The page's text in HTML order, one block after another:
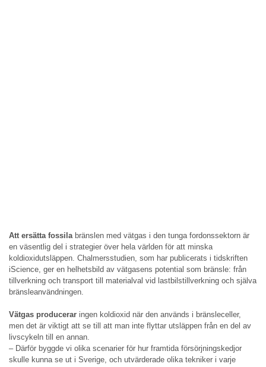
Att ersätta fossila bränslen med vätgas i den tunga fordonssektorn är
en väsentlig del i strategier över hela världen för att minska
koldioxidutsläppen. Chalmersstudien, som har publicerats i tidskriften
iScience, ger en helhetsbild av vätgasens potential som bränsle: från
tillverkning och transport till materialval vid lastbilstillverkning och själva
bränsleanvändningen.
Vätgas producerar ingen koldioxid när den används i bränsleceller,
men det är viktigt att se till att man inte flyttar utsläppen från en del av
livscykeln till en annan.
– Därför byggde vi olika scenarier för hur framtida försörjningskedjor
skulle kunna se ut i Sverige, och utvärderade olika tekniker i varje